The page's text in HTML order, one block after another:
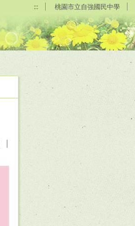
::: 桃園市立自強國民中學
|